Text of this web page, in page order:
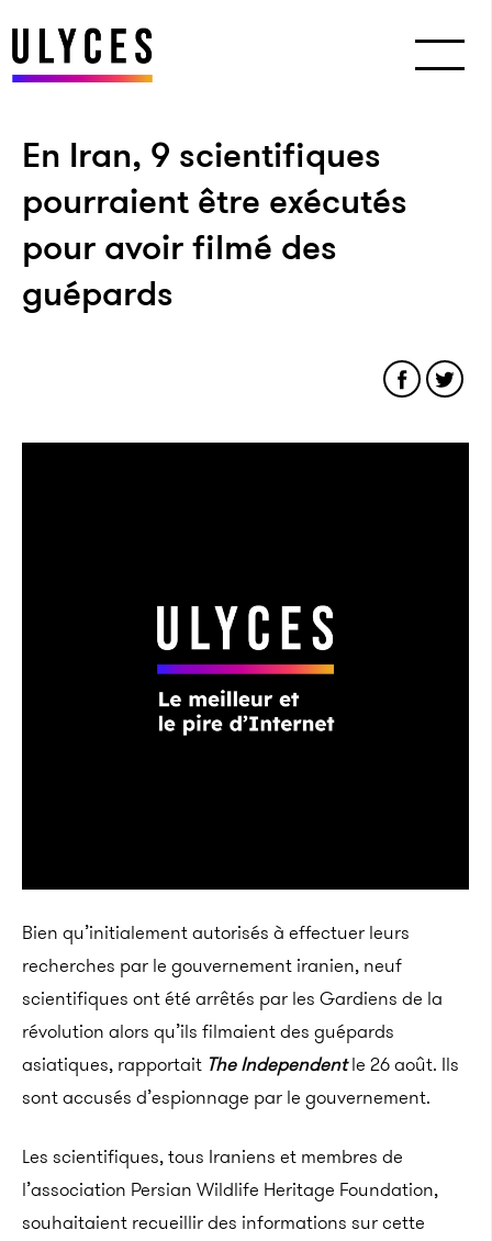
En Iran, 9 scientifiques
pourraient être exécutés
pour avoir filmé des
guépards
Bien qu’initialement autorisés à effectuer leurs
recherches par le gouvernement iranien, neuf
scientifiques ont été arrêtés par les Gardiens de la
révolution alors qu’ils filmaient des guépards
asiatiques, rapportait The Independentle 26 août. Ils
sont accusés d’espionnage par le gouvernement.
Les scientifiques, tous Iraniens et membres de
l’association Persian Wildlife Heritage Foundation,
souhaitaient recueillir des informations sur cette